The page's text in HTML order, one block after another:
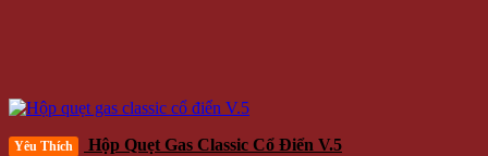
Yêu Thích Hộp Quẹt Gas Classic Cổ Điển V.5